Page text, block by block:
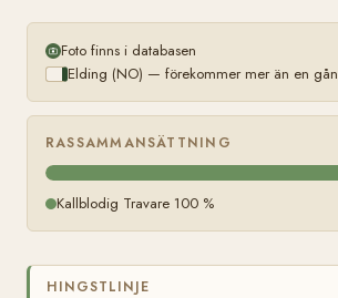
Foto finns i databasen
Elding (NO) — förekommer mer än en
RASSAMMANSÄTTNING
Kallblodig Travare 100 %
HINGSTLINJE